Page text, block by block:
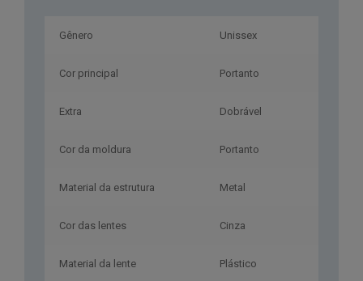
Gênero Unissex
Cor principal Portanto
Extra Dobrável
Cor da moldura Portanto
Material da estrutura Metal
Cor das lentes Cinza
Material da lente Plástico